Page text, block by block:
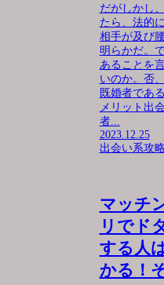
だがしかし
たら、法的
相手が及び
明らかだ。
あることを
いのか。否
既婚者であ
メリット出
者...
2023.12.25
出会い系攻略
マッチ
リでド
する人
かる！